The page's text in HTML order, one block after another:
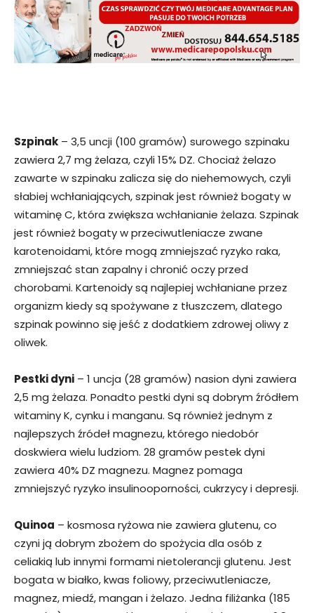
Szpinak – 3,5 uncji (100 gramów) surowego szpinaku
zawiera 2,7 mg żelaza, czyli 15% DZ. Chociaż żelazo
zawarte w szpinaku zalicza się do niehemowych, czyli
słabiej wchłaniających, szpinak jest również bogaty w
witaminę C, która zwiększa wchłanianie żelaza. Szpinak
jest również bogaty w przeciwutleniacze zwane
karotenoidami, które mogą zmniejszać ryzyko raka,
zmniejszać stan zapalny i chronić oczy przed
chorobami. Kartenoidy są najlepiej wchłaniane przez
organizm kiedy są spożywane z tłuszczem, dlatego
szpinak powinno się jeść z dodatkiem zdrowej oliwy z
oliwek.
Pestki dyni – 1 uncja (28 gramów) nasion dyni zawiera
2,5 mg żelaza. Ponadto pestki dyni są dobrym źródłem
witaminy K, cynku i manganu. Są również jednym z
najlepszych źródeł magnezu, którego niedobór
doskwiera wielu ludziom. 28 gramów pestek dyni
zawiera 40% DZ magnezu. Magnez pomaga
zmniejszyć ryzyko insulinooporności, cukrzycy i depresji.
Quinoa – kosmosa ryżowa nie zawiera glutenu, co
czyni ją dobrym zbożem do spożycia dla osób z
celiakią lub innymi formami nietolerancji glutenu. Jest
bogata w białko, kwas foliowy, przeciwutleniacze,
magnez, miedź, mangan i żelazo. Jedna filiżanka (185